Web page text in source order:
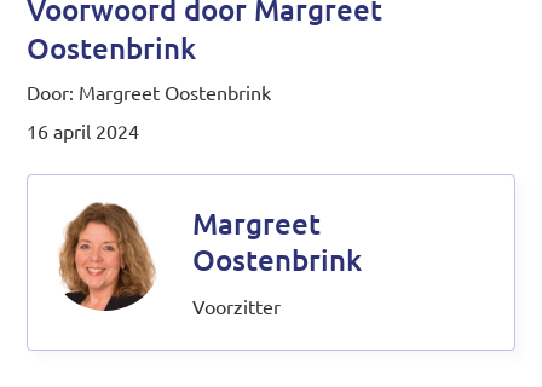
Nieuws
Video's
Documenten
Voorwoord door Margreet
Oostenbrink
Door: Margreet Oostenbrink
16 april 2024
Margreet
Oostenbrink
Voorzitter